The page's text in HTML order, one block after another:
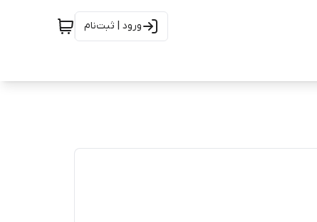
ورود | ثبت‌نام